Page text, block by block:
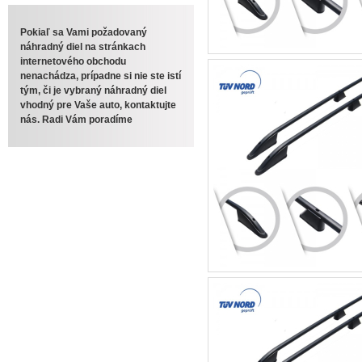
Pokiaľ sa Vami požadovaný
náhradný diel na stránkach
internetového obchodu
nenachádza, prípadne si nie ste istí
tým, či je vybraný náhradný diel
vhodný pre Vaše auto, kontaktujte
nás. Radi Vám poradíme